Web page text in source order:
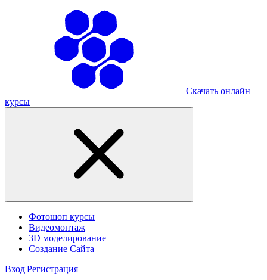
Скачать онлайн
курсы
Фотошоп курсы
Видеомонтаж
3D моделирование
Создание Сайта
Вход|Регистрация